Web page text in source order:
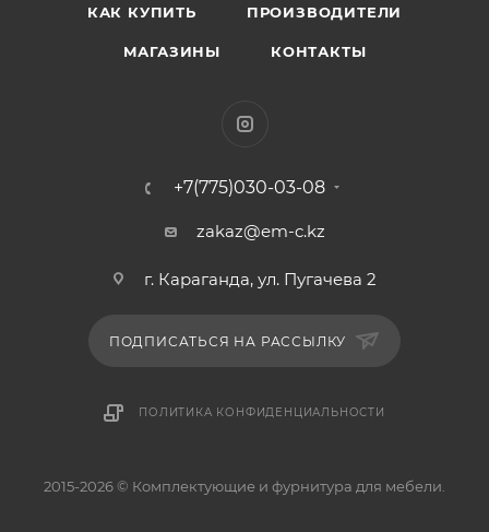
КАК КУПИТЬ ПРОИЗВОДИТЕЛИ
МАГАЗИНЫ КОНТАКТЫ
+7(775)030-03-08
zakaz@em-c.kz
г. Караганда, ул. Пугачева 2
ПОДПИСАТЬСЯ НА РАССЫЛКУ
ПОЛИТИКА КОНФИДЕНЦИАЛЬНОСТИ
2015-2026 © Комплектующие и фурнитура для мебели.